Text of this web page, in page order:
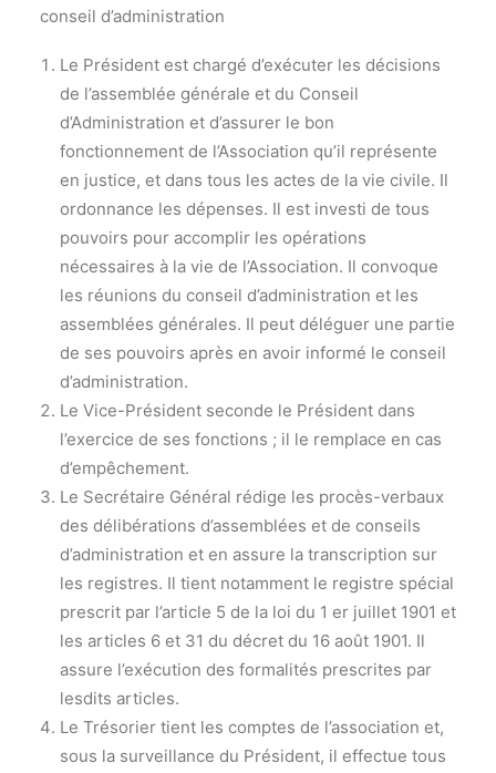
conseil d’administration
Le Président est chargé d’exécuter les décisions
de l’assemblée générale et du Conseil
d’Administration et d’assurer le bon
fonctionnement de l’Association qu’il représente
en justice, et dans tous les actes de la vie civile. Il
ordonnance les dépenses. Il est investi de tous
pouvoirs pour accomplir les opérations
nécessaires à la vie de l’Association. Il convoque
les réunions du conseil d’administration et les
assemblées générales. Il peut déléguer une partie
de ses pouvoirs après en avoir informé le conseil
d’administration.
Le Vice-Président seconde le Président dans
l’exercice de ses fonctions ; il le remplace en cas
d’empêchement.
Le Secrétaire Général rédige les procès-verbaux
des délibérations d’assemblées et de conseils
d’administration et en assure la transcription sur
les registres. Il tient notamment le registre spécial
prescrit par l’article 5 de la loi du 1 er juillet 1901 et
les articles 6 et 31 du décret du 16 août 1901. Il
assure l’exécution des formalités prescrites par
lesdits articles.
Le Trésorier tient les comptes de l’association et,
sous la surveillance du Président, il effectue tous